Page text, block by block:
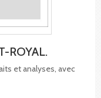
ROYAL.
et analyses, avec